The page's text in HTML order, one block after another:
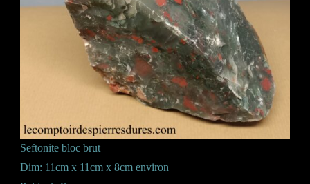
Seftonite bloc brut
Dim: 11cm x 11cm x 8cm environ